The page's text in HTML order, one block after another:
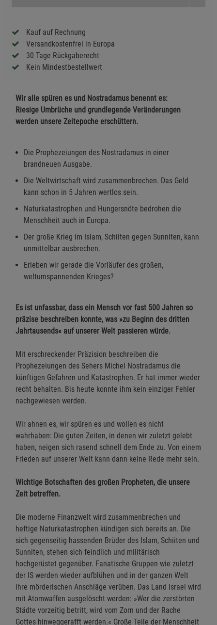
Kauf auf Rechnung
Versandkostenfrei in Europa
30 Tage Rückgaberecht
Kein Mindestbestellwert
Wir alle spüren es und Nostradamus benennt es:
Riesige Umbrüche und grundlegende Veränderungen
werden unsere Zeitepoche erschüttern.
Die Prophezeiungen des Nostradamus in einer
brandneuen Ausgabe.
Die Weltwirtschaft wird zusammenbrechen. Das Geld
kann schon in 5 Jahren wertlos sein.
Naturkatastrophen und Hungersnöte bedrohen die
Menschheit auch in Europa.
Der große Krieg im Islam, Schiiten gegen Sunniten, kann
unmittelbar ausbrechen.
Erleben wir gerade die Vorläufer des großen,
weltumspannenden Krieges?
Es ist unfassbar, dass ein Mensch vor fast 500 Jahren so
präzise beschreiben konnte, was »zu Beginn des dritten
Jahrtausends« auf unserer Welt passieren würde.
Mit erschreckender Präzision beschreiben die
Prophezeiungen des Sehers Michel Nostradamus die
künftigen Gefahren und Katastrophen. Er hat immer wieder
recht behalten. Bis heute konnte ihm kein einziger Fehler
nachgewiesen werden.
Wir ahnen es, wir spüren es und wollen es nicht
wahrhaben: Die guten Zeiten, in denen wir zuletzt gelebt
haben, neigen sich rasend schnell dem Ende zu. Von einem
Frieden auf unserer Welt kann dann keine Rede mehr sein.
Wichtige Botschaften des großen Propheten, die unsere
Zeit betreffen.
Die moderne Finanzwelt wird zusammenbrechen und
heftige Naturkatastrophen kündigen sich bereits an. Die
sich gegenseitig hassenden Brüder des Islam, Schiiten und
Sunniten, stehen sich feindlich und militärisch
hochgerüstet gegenüber. Fanatische Gruppen wie zuletzt
der IS werden wieder aufblühen und in der ganzen Welt
ihre mörderischen Anschläge verüben. Das Land Israel wird
mit Atomwaffen ausgelöscht werden: »Wer die zerstörten
Städte vorzeitig betritt, wird vom Zorn und der Rache
Gottes hinweggerafft werden.« Große Teile der Menschheit